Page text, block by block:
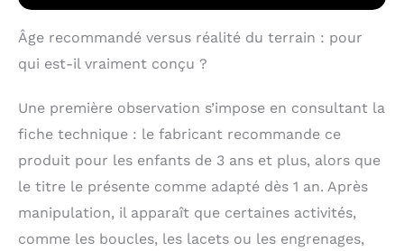
quotidiennes, le
toucher, les bruits de
d'enfilage. Cette
le principe Montessori
« aider les enfants à
mêmes ». Elle favorise
le développement
coordination œil-
main, la motricité fine,
Âge recommandé versus réalité du terrain : pour
qui est-il vraiment conçu ?
Une première observation s’impose en consultant la
fiche technique : le fabricant recommande ce
produit pour les enfants de 3 ans et plus, alors que
le titre le présente comme adapté dès 1 an. Après
manipulation, il apparaît que certaines activités,
comme les boucles, les lacets ou les engrenages,